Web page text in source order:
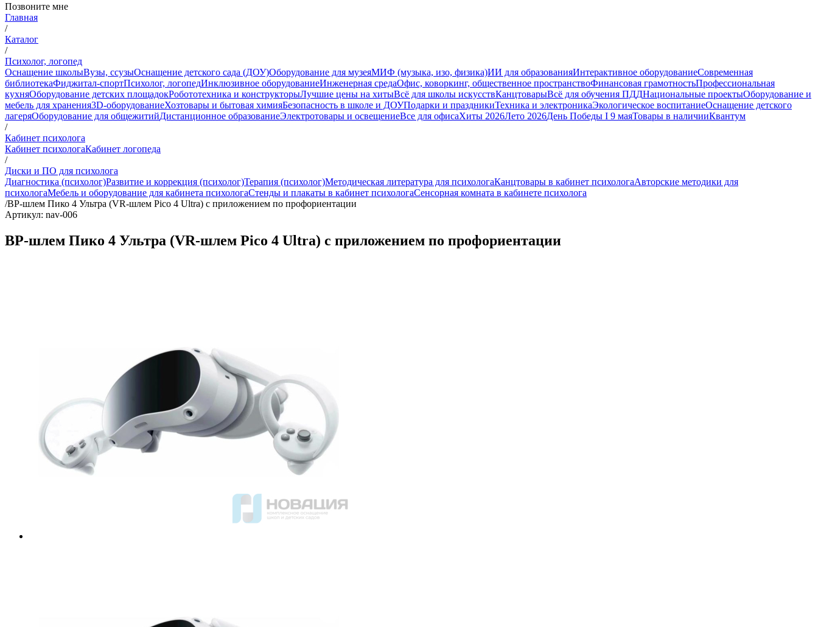
Позвоните мне
Главная
/
Каталог
/
Психолог, логопед
Оснащение школыВузы, ссузыОснащение детского сада (ДОУ)Оборудование для музеяМИФ (музыка, изо, физика)ИИ для образованияИнтерактивное оборудованиеСовременная
библиотекаФиджитал-спортПсихолог, логопедИнклюзивное оборудованиеИнженерная средаОфис, коворкинг, общественное пространствоФинансовая грамотностьПрофессиональная
кухняОборудование детских площадокРобототехника и конструкторыЛучшие цены на хитыВсё для школы искусствКанцтоварыВсё для обучения ПДДНациональные проектыОборудование и
мебель для хранения3D-оборудованиеХозтовары и бытовая химияБезопасность в школе и ДОУПодарки и праздникиТехника и электроникаЭкологическое воспитаниеОснащение детского
лагеряОборудование для общежитийДистанционное образованиеЭлектротовары и освещениеВсе для офисаХиты 2026Лето 2026День Победы I 9 маяТовары в наличииКвантум
/
Кабинет психолога
Кабинет психологаКабинет логопеда
/
Диски и ПО для психолога
Диагностика (психолог)Развитие и коррекция (психолог)Терапия (психолог)Методическая литература для психологаКанцтовары в кабинет психологаАвторские методики для
психологаМебель и оборудование для кабинета психологаСтенды и плакаты в кабинет психологаСенсорная комната в кабинете психолога
/ВР-шлем Пико 4 Ультра (VR-шлем Pico 4 Ultra) с приложением по профориентации
Артикул: nav-006
ВР-шлем Пико 4 Ультра (VR-шлем Pico 4 Ultra) с приложением по профориентации